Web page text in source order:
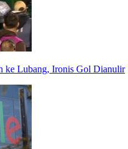
ke Lubang, Ironis Gol Dianulir